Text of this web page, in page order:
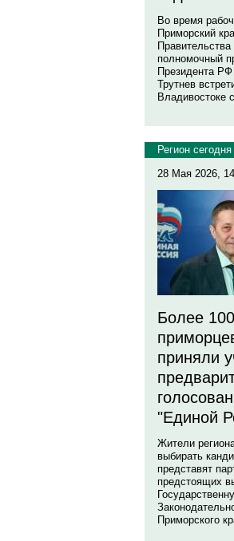
Во время
Приморский
полномочный
Президента
Трутнев
Владивостоке
Регион сегодня
28 Мая 2026,
Более
приняли
"Единой
Жители
выбирать
представят
предстоящих
Приморского